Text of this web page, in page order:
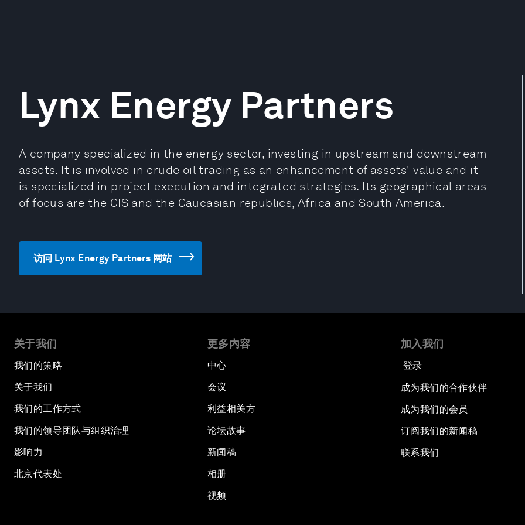
Lynx Energy Partners
A company specialized in the energy sector, investing in upstream and downstream
assets. It is involved in crude oil trading as an enhancement of assets' value and it
is specialized in project execution and integrated strategies. Its geographical areas
of focus are the CIS and the Caucasian republics, Africa and South America.
访问 Lynx Energy Partners 网站
关于我们
我们的策略
关于我们
我们的工作方式
我们的领导团队与组织治理
影响力
北京代表处
更多内容
中心
会议
利益相关方
论坛故事
新闻稿
相册
视频
加入我们
登录
成为我们的合作伙伴
成为我们的会员
订阅我们的新闻稿
联系我们